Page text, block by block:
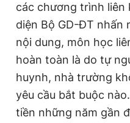
các chương trình
diện Bộ GD-ĐT nhấn
nội dung, môn học
hoàn toàn là do tự
huynh, nhà trường
yêu cầu bắt buộc
tiền những năm gần